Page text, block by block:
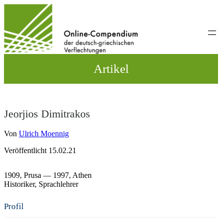
wechseln
Artikel
Jeorjios Dimitrakos
Von Ulrich Moennig
Veröffentlicht 15.02.21
1909, Prusa — 1997, Athen
Historiker Sprachlehrer
Profil